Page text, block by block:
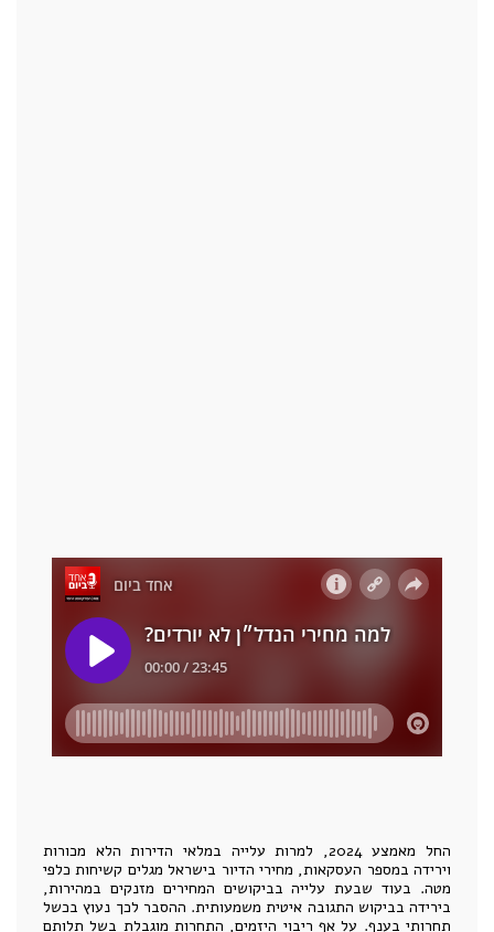
החל מאמצע 2024, למרות עלייה במלאי הדירות הלא מכורות
וירידה במספר העסקאות, מחירי הדיור בישראל מגלים קשיחות כלפי
מטה. בעוד שבעת עלייה בביקושים המחירים מזנקים במהירות,
בירידה בביקוש התגובה איטית משמעותית. ההסבר לכך נעוץ בכשל
תחרותי בענף. על אף ריבוי היזמים, התחרות מוגבלת בשל תלותם